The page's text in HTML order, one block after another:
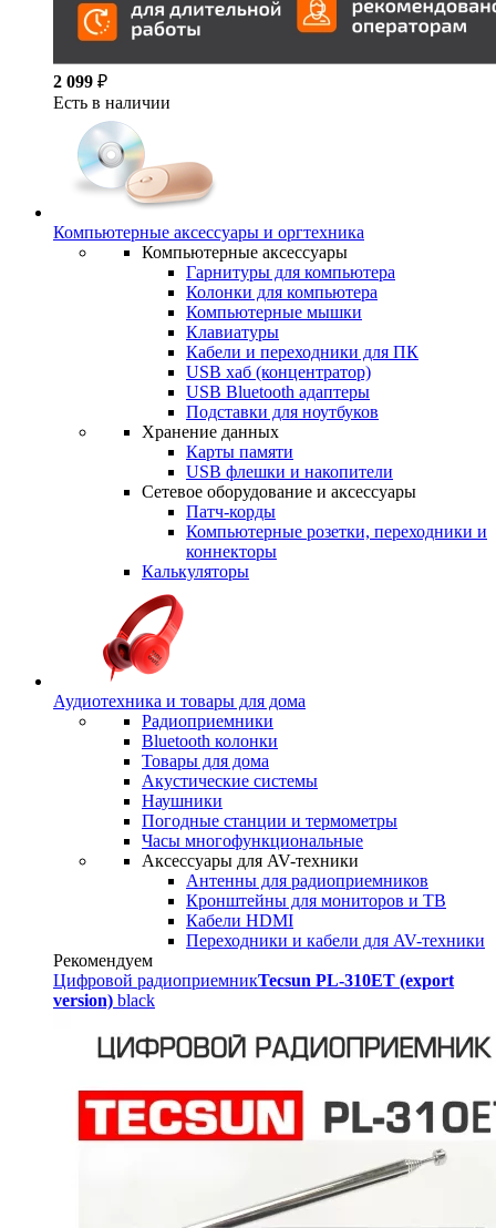
2 099 ₽
Есть в наличии
Компьютерные аксессуары и оргтехника
Компьютерные аксессуары
Гарнитуры для компьютера
Колонки для компьютера
Компьютерные мышки
Клавиатуры
Кабели и переходники для ПК
USB хаб (концентратор)
USB Bluetooth адаптеры
Подставки для ноутбуков
Хранение данных
Карты памяти
USB флешки и накопители
Сетевое оборудование и аксессуары
Патч-корды
Компьютерные розетки, переходники и
коннекторы
Калькуляторы
Аудиотехника и товары для дома
Радиоприемники
Bluetooth колонки
Товары для дома
Акустические системы
Наушники
Погодные станции и термометры
Часы многофункциональные
Аксессуары для AV-техники
Антенны для радиоприемников
Кронштейны для мониторов и ТВ
Кабели HDMI
Переходники и кабели для AV-техники
Рекомендуем
Цифровой радиоприемникTecsun PL-310ET (export
version) black